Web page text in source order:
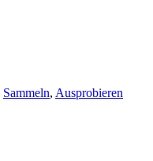
Sammeln, Ausprobieren